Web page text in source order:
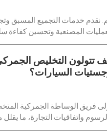
نقدم خدمات التجميع المسبق
تتولون التخليص
السيارات؟
فريق الوساطة الجمركية